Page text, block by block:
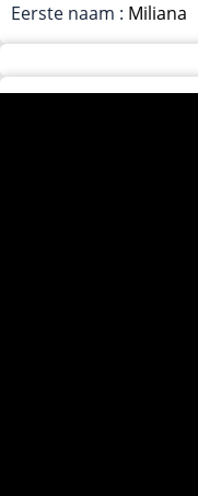
Eerste naam : Miliana